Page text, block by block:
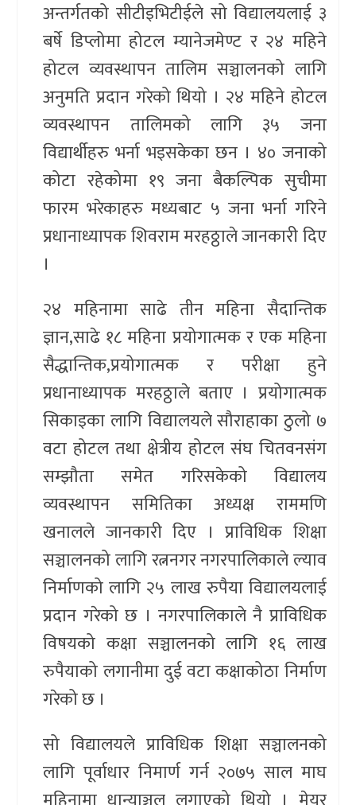
अन्तर्गतको सीटीइभिटीईले सो विद्यालयलाई ३
बर्षे डिप्लोमा होटल म्यानेजमेण्ट र २४ महिने
होटल व्यवस्थापन तालिम सञ्चालनको लागि
अनुमति प्रदान गरेको थियो । २४ महिने होटल
व्यवस्थापन तालिमको लागि ३५ जना
विद्यार्थीहरु भर्ना भइसकेका छन । ४० जनाको
कोटा रहेकोमा १९ जना बैकल्पिक सुचीमा
फारम भरेकाहरु मध्यबाट ५ जना भर्ना गरिने
प्रधानाध्यापक शिवराम मरहठ्ठाले जानकारी दिए
।
२४ महिनामा साढे तीन महिना सैदान्तिक
ज्ञान,साढे १८ महिना प्रयोगात्मक र एक महिना
सैद्धान्तिक,प्रयोगात्मक र परीक्षा हुने
प्रधानाध्यापक मरहठ्ठाले बताए । प्रयोगात्मक
सिकाइका लागि विद्यालयले सौराहाका ठुलो ७
वटा होटल तथा क्षेत्रीय होटल संघ चितवनसंग
सम्झौता समेत गरिसकेको विद्यालय
व्यवस्थापन समितिका अध्यक्ष राममणि
खनालले जानकारी दिए । प्राविधिक शिक्षा
सञ्चालनको लागि रत्ननगर नगरपालिकाले ल्याव
निर्माणको लागि २५ लाख रुपैया विद्यालयलाई
प्रदान गरेको छ । नगरपालिकाले नै प्राविधिक
विषयको कक्षा सञ्चालनको लागि १६ लाख
रुपैयाको लगानीमा दुई वटा कक्षाकोठा निर्माण
गरेको छ ।
सो विद्यालयले प्राविधिक शिक्षा सञ्चालनको
लागि पूर्वाधार निमार्ण गर्न २०७५ साल माघ